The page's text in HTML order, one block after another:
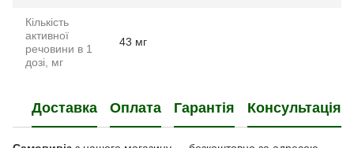
Кількість
активної
речовини в 1
дозі, мг
43 мг
Доставка Оплата Гарантія Консультація